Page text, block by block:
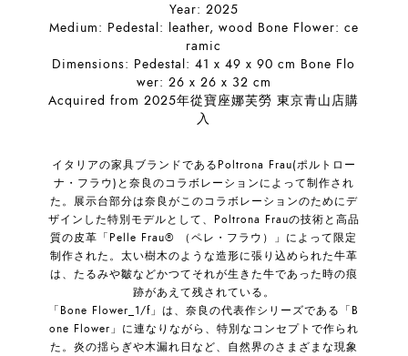
Year: 2025
Medium: Pedestal: leather, wood Bone Flower: ce
ramic
Dimensions: Pedestal: 41 x 49 x 90 cm Bone Flo
wer: 26 x 26 x 32 cm
Acquired from 2025年從寶座娜芙勞 東京青山店購
入
イタリアの家具ブランドであるPoltrona Frau(ポルトロー
ナ・フラウ)と奈良のコラボレーションによって制作され
た。展示台部分は奈良がこのコラボレーションのためにデ
ザインした特別モデルとして、Poltrona Frauの技術と高品
質の皮革「Pelle Frau® （ペレ・フラウ）」によって限定
制作された。太い樹木のような造形に張り込められた牛革
は、たるみや皺などかつてそれが生きた牛であった時の痕
跡があえて残されている。
「Bone Flower_1/f」は、奈良の代表作シリーズである「B
one Flower」に連なりながら、特別なコンセプトで作られ
た。炎の揺らぎや木漏れ日など、自然界のさまざまな現象